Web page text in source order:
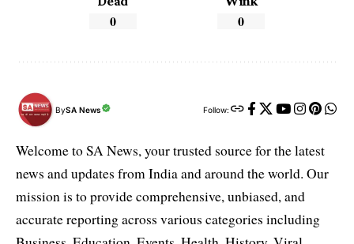
0 0
BySA News Follow:
Welcome to SA News, your trusted source for the latest
news and updates from India and around the world. Our
mission is to provide comprehensive, unbiased, and
accurate reporting across various categories including